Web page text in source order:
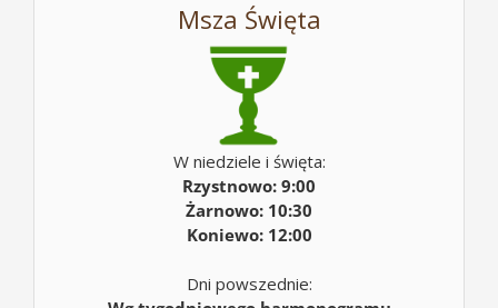
Msza Święta
W niedziele i święta:
Rzystnowo: 9:00
Żarnowo: 10:30
Koniewo: 12:00
Dni powszednie: